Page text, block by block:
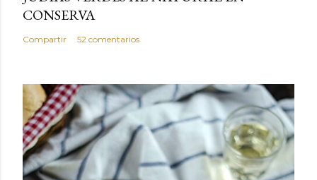
CONSERVA
Compartir 52 comentarios